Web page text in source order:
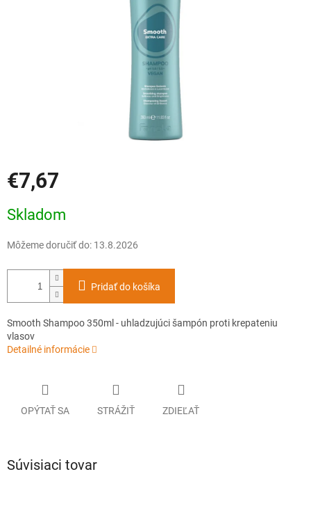
€7,67
cena:
Skladom
Môžeme doručiť do: 13.8.2026
Pridať do košíka
Smooth Shampoo 350ml - uhladzujúci šampón proti krepateniu
vlasov
Detailné informácie
OPÝTAŤ SA STRÁŽIŤ ZDIEĽAŤ
Súvisiaci tovar